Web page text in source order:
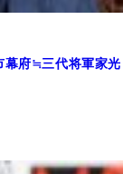
幕府≒三代将軍家光